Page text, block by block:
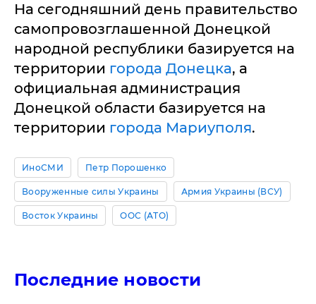
На сегодняшний день правительство
самопровозглашенной Донецкой
народной республики базируется на
территории города Донецка, а
официальная администрация
Донецкой области базируется на
территории города Мариуполя.
ИноСМИ Петр Порошенко
Вооруженные силы Украины Армия Украины (ВСУ)
Восток Украины ООС (АТО)
Последние новости